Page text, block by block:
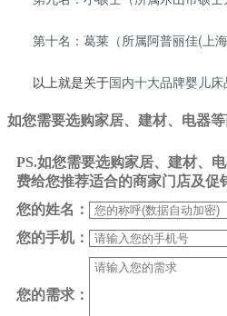
第十名：葛莱（所属阿普丽佳(上海)
以上就是关于国内十大品牌婴儿
如您需要选购家居、建材、电器
PS.如您需要选购家居、建材、
费给您推荐适合的商家门店及促
您的姓名：
您的手机：
您的需求：